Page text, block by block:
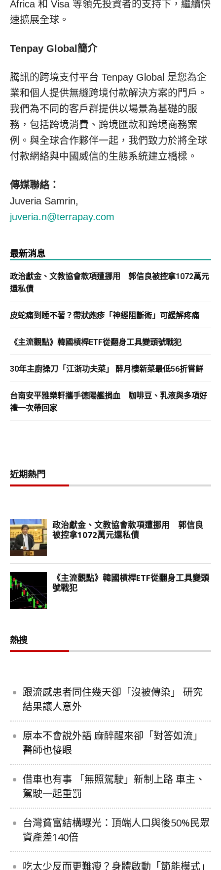
Africa 和 Visa 等領先投資者的支持下，繼續快
速擴展全球。
Tenpay Global簡介
騰訊的跨境支付平台 Tenpay Global 是您為企
業和個人提供無縫跨境付款解決方案的門戶。
我們為不同的客戶群提供以場景為基礎的服
務，包括跨境消費、跨境匯款和跨境商務案
例。與全球合作夥伴一起，我們致力於將全球
付款網絡與中國威信的生態系統建立橋樑。
傳媒聯絡：
Juveria Samrin,
juveria.n@terrapay.com
最新消息
政治獻金、文教協會款項遭挪用 郭信良被控拿1072萬元
還私債
皮蛇痛到睡不著？帶狀皰疹「神經阻斷術」可緩解疼痛
《主流觀點》韓國槓桿ETF從翻身工具變頭號戰犯
30年主廚操刀「江浙功夫菜」 醉月樓新菜最低56折嘗鮮
台南安平雅樂軒攜手德陽艦捐血 咖啡豆、乳液與多項好
禮一次帶回家
近期熱門
熱搜
跟流感患者同住幾天卻「沒被傳染」 研究
結果讓人意外
原本不會說外語 麻醉醒來卻「對答如流」
醫師也傻眼
借車也有事 「無照駕駛」新制上路 車主、
駕駛一起重罰
台灣貧富結構曝光：頂端人口與後50%民眾
資產差140倍
吃太少反而更難瘦？身體啟動「節能模式」